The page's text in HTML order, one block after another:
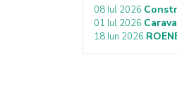
08 Iul 2026
01 Iul 2026
18 Iun 2026